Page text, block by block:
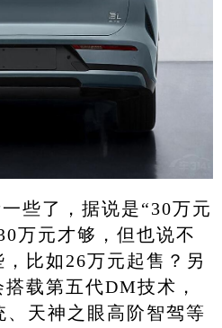
些了，据说是“30万元
万元才够，但也说不
比如26万元起售？另
载第五代DM技术，
天神之眼高阶智驾等